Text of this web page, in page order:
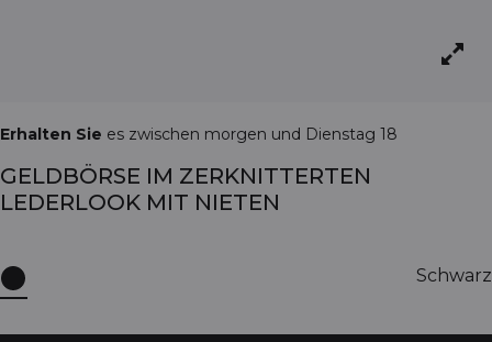
Erhalten Sie es zwischen morgen und Dienstag 18
GELDBÖRSE IM ZERKNITTERTEN
LEDERLOOK MIT NIETEN
Schwarz